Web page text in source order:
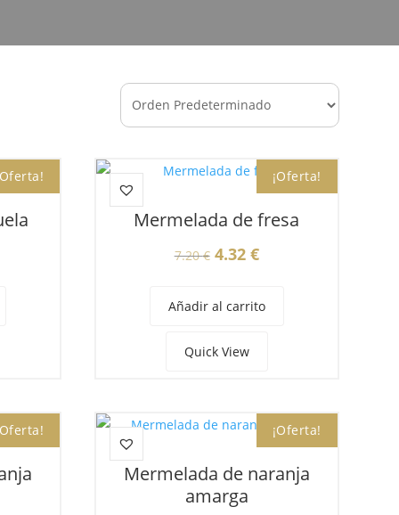
¡Oferta!
Mermelada de fresa
7.20€ El
original
7.20 €.
4.32 €El
actual
Añadir al carrito
Quick View
¡Oferta!
Mermelada de naranja
amarga